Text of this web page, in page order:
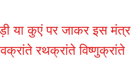
या कुएं पर जाकर इस मंत्र
रथक्रांते विष्णुक्रांते